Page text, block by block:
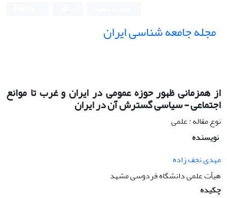
مجله جامعه شناسی ایران
از همزمانی ظهور حوزه عمومی در ایران و غرب تا موانع
اجتماعی - سیاسی گسترش آن در ایران
نوع مقاله : علمی
نویسنده
مهدی نجف زاده
هیأت علمی دانشگاه فردوسی مشهد
چکیده